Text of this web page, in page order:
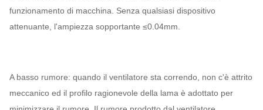
funzionamento di macchina. Senza qualsiasi dispositivo
attenuante, l'ampiezza sopportante ≤0.04mm.
A basso rumore: quando il ventilatore sta correndo, non c'è attrito
meccanico ed il profilo ragionevole della lama è adottato per